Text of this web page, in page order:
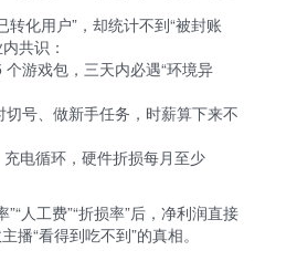
转化用户”，却统计不到“被封账
共识：
游戏包，三天内必遇“环境异
号、做新手任务，时薪算下来不
电循环，硬件折损每月至少
”“人工费”“折损率”后，净利润直接
“看得到吃不到”的真相。